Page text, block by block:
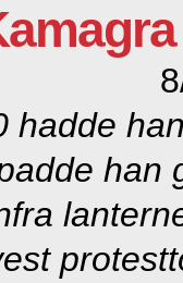
hadde
han